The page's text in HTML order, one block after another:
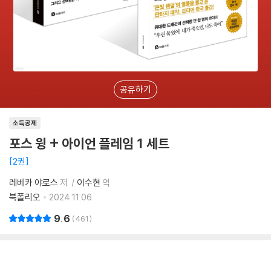
공유하기
소득공제
포스 윙 + 아이언 플레임 1 세트
2권
레베카 야로스 저 이수현 역
북폴리오
2024.11.06.
9.6 461